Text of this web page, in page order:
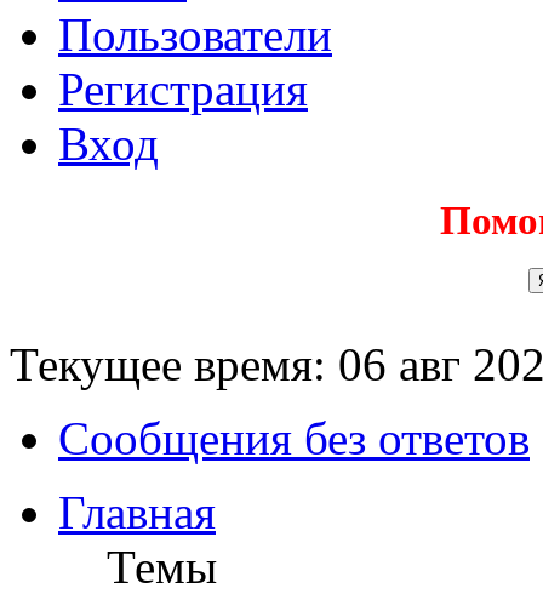
Пользователи
Регистрация
Вход
Текущее время: 06 авг
Сообщения без ответов
Главная
Темы